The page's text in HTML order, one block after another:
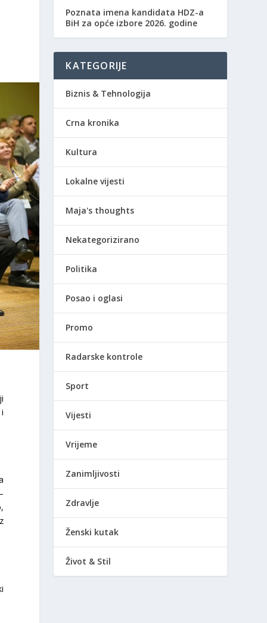
Poznata imena kandidata HDZ-a
BiH za opće izbore 2026. godine
KATEGORIJE
Biznis & Tehnologija
Crna kronika
Kultura
Lokalne vijesti
Maja's thoughts
Nekategorizirano
Politika
Posao i oglasi
Promo
Radarske kontrole
Sport
Vijesti
Vrijeme
Zanimljivosti
Zdravlje
Ženski kutak
Život & Stil